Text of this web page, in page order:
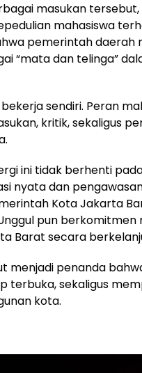
masukan
mahasiswa
pemerintah
“mata dan telinga”
bekerja sendiri. Peran
kritik, sekaligus
ini tidak berhenti
nyata dan
Kota Jakarta
pun
Barat secara
menjadi penanda
terbuka, sekaligus
kota.